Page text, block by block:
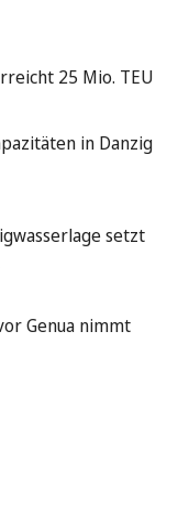
25 Mio. TEU
in Danzig
setzt
Genua nimmt